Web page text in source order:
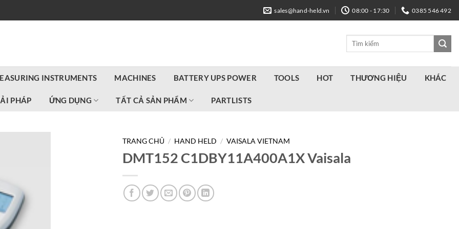
sales@hand-held.vn 08:00 - 17:30 0385 546 492
Tìm
INSTRUMENTS MACHINES BATTERY UPS POWER TOOLS HOT THƯƠNG HIỆU KHÁC
PHÁP ỨNG DỤNG TẤT CẢ SẢN PHẨM PARTLISTS
TRANG CHỦ / HAND HELD / VAISALA VIETNAM
DMT152 C1DBY11A400A1X Vaisala